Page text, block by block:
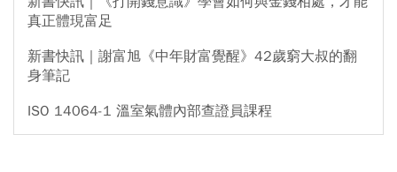
真正體現富足
新書快訊｜謝富旭《中年財富覺醒》42歲窮大叔的翻
身筆記
ISO 14064-1 溫室氣體內部查證員課程